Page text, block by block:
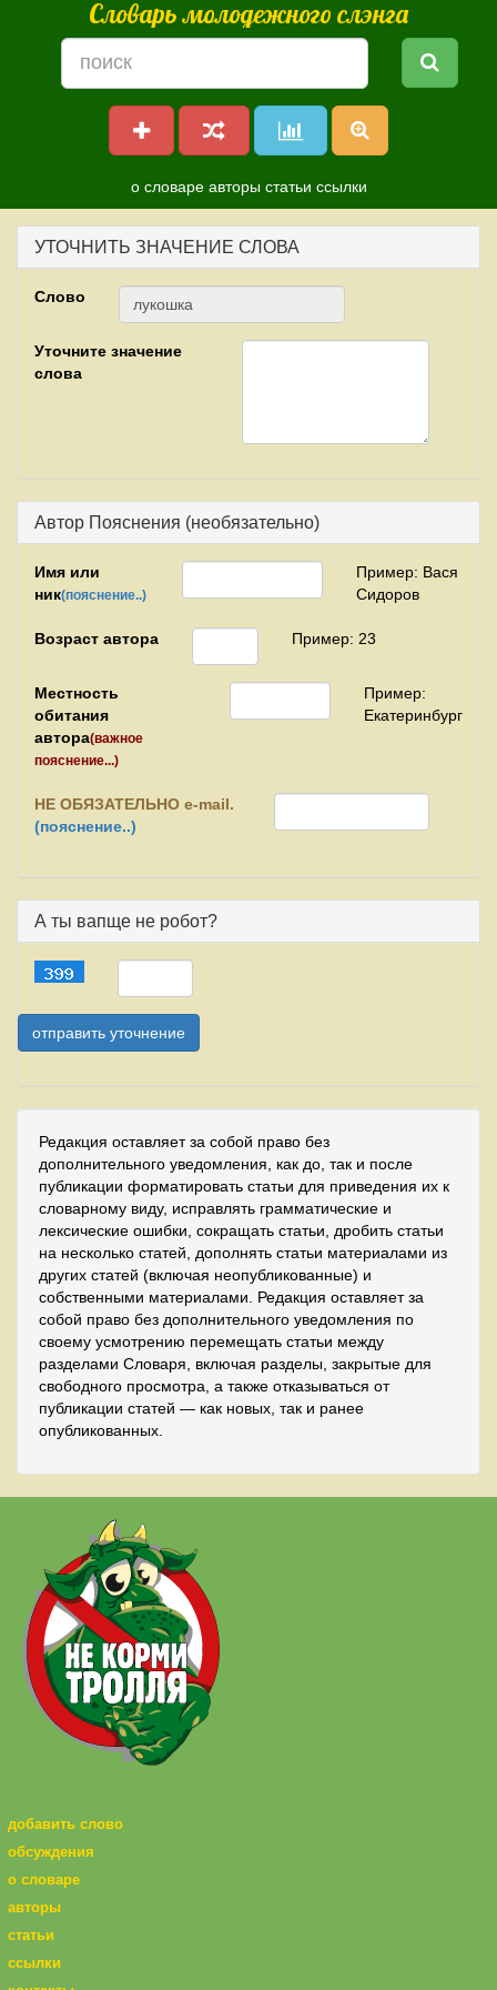
Словарь молодежного слэнга
о словаре авторы статьи ссылки
УТОЧНИТЬ ЗНАЧЕНИЕ СЛОВА
Слово
Уточните значение
слова
Автор Пояснения (необязательно)
Имя или
ник(пояснение..)
Пример: Вася
Сидоров
Возраст автора Пример: 23
Местность
обитания
автора(важное
пояснение...)
Пример:
Екатеринбург
НЕ ОБЯЗАТЕЛЬНО e-mail.
(пояснение..)
А ты вапще не робот?
Редакция оставляет за собой право без
дополнительного уведомления, как до, так и после
публикации форматировать статьи для приведения их к
словарному виду, исправлять грамматические и
лексические ошибки, сокращать статьи, дробить статьи
на несколько статей, дополнять статьи материалами из
других статей (включая неопубликованные) и
собственными материалами. Редакция оставляет за
собой право без дополнительного уведомления по
своему усмотрению перемещать статьи между
разделами Словаря, включая разделы, закрытые для
свободного просмотра, а также отказываться от
публикации статей — как новых, так и ранее
опубликованных.
добавить слово
обсуждения
о словаре
авторы
статьи
ссылки